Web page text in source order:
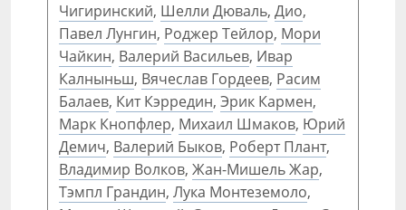
Чигиринский, Шелли Дюваль, Дио,
Павел Лунгин, Роджер Тейлор, Мори
Чайкин, Валерий Васильев, Ивар
Калныньш, Вячеслав Гордеев, Расим
Балаев, Кит Кэрредин, Эрик Кармен,
Марк Кнопфлер, Михаил Шмаков, Юрий
Демич, Валерий Быков, Роберт Плант,
Владимир Волков, Жан-Мишель Жар,
Тэмпл Грандин, Лука Монтеземоло,